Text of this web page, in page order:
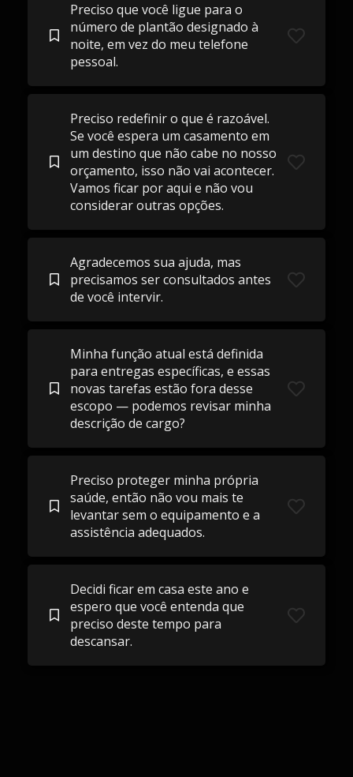
Preciso que você ligue para o
número de plantão designado à
noite, em vez do meu telefone
pessoal.
Preciso redefinir o que é razoável.
Se você espera um casamento em
um destino que não cabe no nosso
orçamento, isso não vai acontecer.
Vamos ficar por aqui e não vou
considerar outras opções.
Agradecemos sua ajuda, mas
precisamos ser consultados antes
de você intervir.
Minha função atual está definida
para entregas específicas, e essas
novas tarefas estão fora desse
escopo — podemos revisar minha
descrição de cargo?
Preciso proteger minha própria
saúde, então não vou mais te
levantar sem o equipamento e a
assistência adequados.
Decidi ficar em casa este ano e
espero que você entenda que
preciso deste tempo para
descansar.